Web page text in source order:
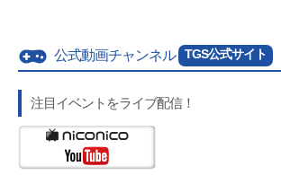
公式動画チャンネル TGS公式サイト
注目イベントをライブ配信！